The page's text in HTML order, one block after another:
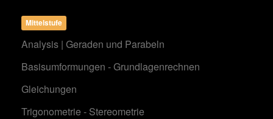
Mittelstufe
Analysis | Geraden und Parabeln
Basisumformungen - Grundlagenrechnen
Gleichungen
Trigonometrie - Stereometrie